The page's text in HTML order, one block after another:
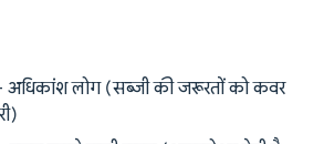
लोग (सब्जी की जरूरतों को कवर